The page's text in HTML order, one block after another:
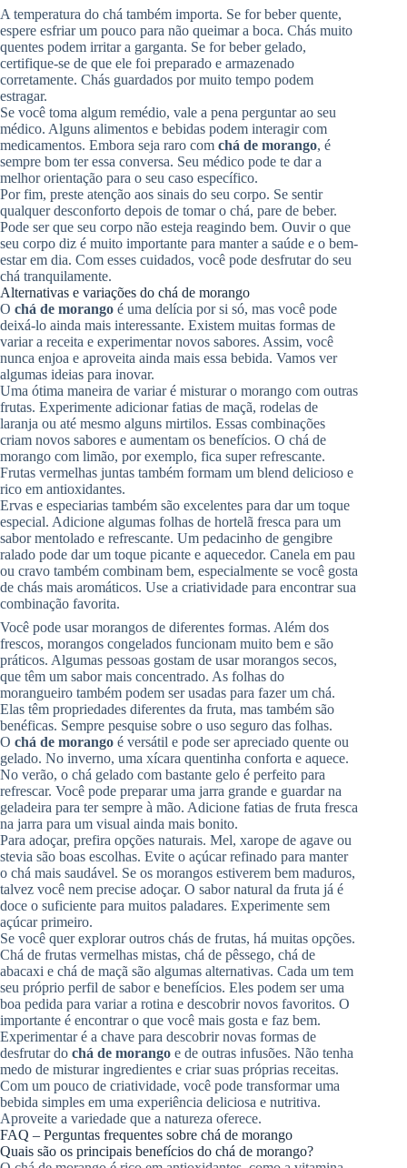
A temperatura do chá também importa. Se for beber quente,
espere esfriar um pouco para não queimar a boca. Chás muito
quentes podem irritar a garganta. Se for beber gelado,
certifique-se de que ele foi preparado e armazenado
corretamente. Chás guardados por muito tempo podem
estragar.
Se você toma algum remédio, vale a pena perguntar ao seu
médico. Alguns alimentos e bebidas podem interagir com
medicamentos. Embora seja raro com chá de morango, é
sempre bom ter essa conversa. Seu médico pode te dar a
melhor orientação para o seu caso específico.
Por fim, preste atenção aos sinais do seu corpo. Se sentir
qualquer desconforto depois de tomar o chá, pare de beber.
Pode ser que seu corpo não esteja reagindo bem. Ouvir o que
seu corpo diz é muito importante para manter a saúde e o bem-
estar em dia. Com esses cuidados, você pode desfrutar do seu
chá tranquilamente.
Alternativas e variações do chá de morango
O chá de morango é uma delícia por si só, mas você pode
deixá-lo ainda mais interessante. Existem muitas formas de
variar a receita e experimentar novos sabores. Assim, você
nunca enjoa e aproveita ainda mais essa bebida. Vamos ver
algumas ideias para inovar.
Uma ótima maneira de variar é misturar o morango com outras
frutas. Experimente adicionar fatias de maçã, rodelas de
laranja ou até mesmo alguns mirtilos. Essas combinações
criam novos sabores e aumentam os benefícios. O chá de
morango com limão, por exemplo, fica super refrescante.
Frutas vermelhas juntas também formam um blend delicioso e
rico em antioxidantes.
Ervas e especiarias também são excelentes para dar um toque
especial. Adicione algumas folhas de hortelã fresca para um
sabor mentolado e refrescante. Um pedacinho de gengibre
ralado pode dar um toque picante e aquecedor. Canela em pau
ou cravo também combinam bem, especialmente se você gosta
de chás mais aromáticos. Use a criatividade para encontrar sua
combinação favorita.
Você pode usar morangos de diferentes formas. Além dos
frescos, morangos congelados funcionam muito bem e são
práticos. Algumas pessoas gostam de usar morangos secos,
que têm um sabor mais concentrado. As folhas do
morangueiro também podem ser usadas para fazer um chá.
Elas têm propriedades diferentes da fruta, mas também são
benéficas. Sempre pesquise sobre o uso seguro das folhas.
O chá de morango é versátil e pode ser apreciado quente ou
gelado. No inverno, uma xícara quentinha conforta e aquece.
No verão, o chá gelado com bastante gelo é perfeito para
refrescar. Você pode preparar uma jarra grande e guardar na
geladeira para ter sempre à mão. Adicione fatias de fruta fresca
na jarra para um visual ainda mais bonito.
Para adoçar, prefira opções naturais. Mel, xarope de agave ou
stevia são boas escolhas. Evite o açúcar refinado para manter
o chá mais saudável. Se os morangos estiverem bem maduros,
talvez você nem precise adoçar. O sabor natural da fruta já é
doce o suficiente para muitos paladares. Experimente sem
açúcar primeiro.
Se você quer explorar outros chás de frutas, há muitas opções.
Chá de frutas vermelhas mistas, chá de pêssego, chá de
abacaxi e chá de maçã são algumas alternativas. Cada um tem
seu próprio perfil de sabor e benefícios. Eles podem ser uma
boa pedida para variar a rotina e descobrir novos favoritos. O
importante é encontrar o que você mais gosta e faz bem.
Experimentar é a chave para descobrir novas formas de
desfrutar do chá de morango e de outras infusões. Não tenha
medo de misturar ingredientes e criar suas próprias receitas.
Com um pouco de criatividade, você pode transformar uma
bebida simples em uma experiência deliciosa e nutritiva.
Aproveite a variedade que a natureza oferece.
FAQ – Perguntas frequentes sobre chá de morango
Quais são os principais benefícios do chá de morango?